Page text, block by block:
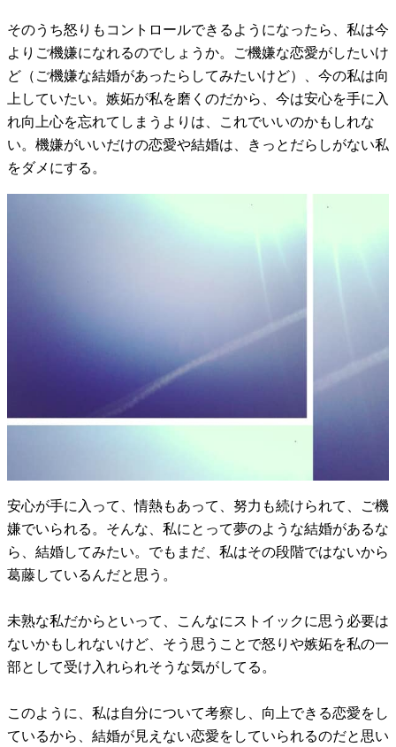
そのうち怒りもコントロールできるようになったら、私は今
よりご機嫌になれるのでしょうか。ご機嫌な恋愛がしたいけ
ど（ご機嫌な結婚があったらしてみたいけど）、今の私は向
上していたい。嫉妬が私を磨くのだから、今は安心を手に入
れ向上心を忘れてしまうよりは、これでいいのかもしれな
い。機嫌がいいだけの恋愛や結婚は、きっとだらしがない私
をダメにする。
安心が手に入って、情熱もあって、努力も続けられて、ご機
嫌でいられる。そんな、私にとって夢のような結婚があるな
ら、結婚してみたい。でもまだ、私はその段階ではないから
葛藤しているんだと思う。
未熟な私だからといって、こんなにストイックに思う必要は
ないかもしれないけど、そう思うことで怒りや嫉妬を私の一
部として受け入れられそうな気がしてる。
このように、私は自分について考察し、向上できる恋愛をし
ているから、結婚が見えない恋愛をしていられるのだと思い